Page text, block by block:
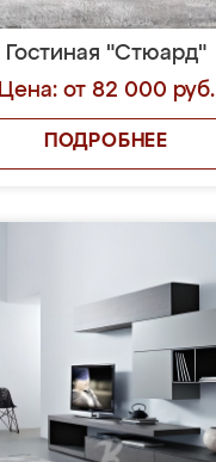
Гостиная "Стюард"
Цена: от 82 000 руб.
ПОДРОБНЕЕ